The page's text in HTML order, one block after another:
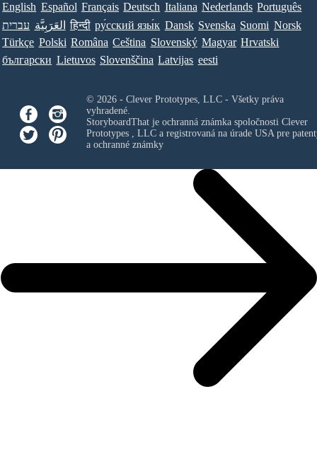
English Español Français Deutsch Italiana Nederlands Português
עברית العَرَبِيَّة हिन्दी ру́сский язы́к Dansk Svenska Suomi Norsk
Türkçe Polski Româna Ceština Slovenský Magyar Hrvatski
български Lietuvos Slovenščina Latvijas eesti
© 2026 - Clever Prototypes, LLC - Všetky práva
vyhradené.
StoryboardThat je ochranná známka spoločnosti Clever
Prototypes , LLCa registrovaná na úrade USA pre
a ochranné známky